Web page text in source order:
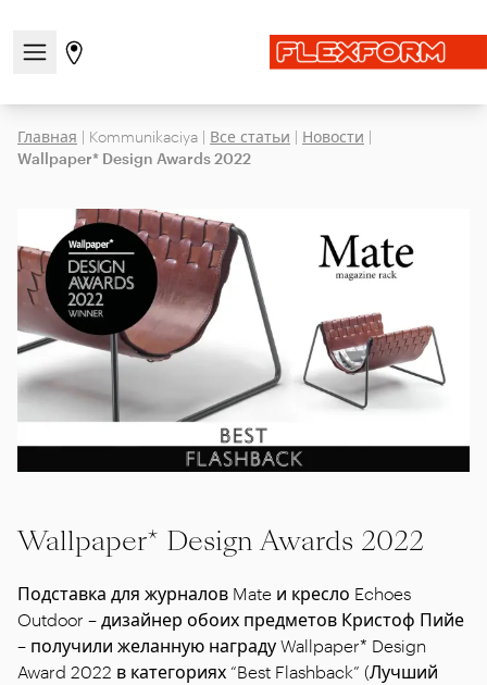
Открыть/закрыть меню навигации
Перейти на страницу магазинов
Главная | Kommunikaciya | Все статьи | Новости |
Wallpaper* Design Awards 2022
Wallpaper* Design Awards 2022
Подставка для журналов Mate и кресло Echoes
Outdoor – дизайнер обоих предметов Кристоф Пийе
– получили желанную награду Wallpaper* Design
Award 2022 в категориях “Best Flashback” (Лучший